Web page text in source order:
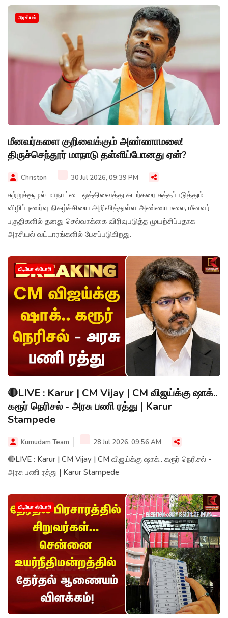
அரசியல்
மீனவர்களை குறிவைக்கும் அண்ணாமலை!
திருச்செந்தூர் மாநாடு தள்ளிப்போனது ஏன்?
Christon 30 Jul 2026, 09:39 PM
சுற்றுச்சூழல் மாநாட்டை ஒத்திவைத்து கடற்கரை சுத்தப்படுத்தும்
விழிப்புணர்வு நிகழ்ச்சியை அறிவித்துள்ள அண்ணாமலை, மீனவர்
பகுதிகளில் தனது செல்வாக்கை விரிவுபடுத்த முயற்சிப்பதாக
அரசியல் வட்டாரங்களில் பேசப்படுகிறது.
வீடியோ ஸ்டோரி
🔴LIVE : Karur | CM Vijay | CM விஜய்க்கு ஷாக்..
கரூர் நெரிசல் - அரசு பணி ரத்து | Karur
Stampede
Kumudam Team 28 Jul 2026, 09:56 AM
🔴LIVE : Karur | CM Vijay | CM விஜய்க்கு ஷாக்.. கரூர் நெரிசல் -
அரசு பணி ரத்து | Karur Stampede
வீடியோ ஸ்டோரி